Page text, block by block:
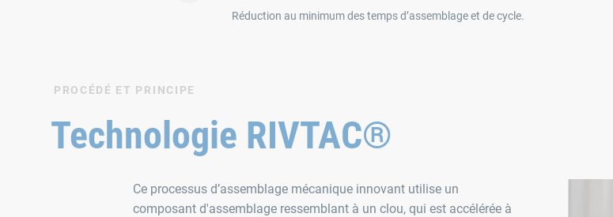
Réduction au minimum des temps d’assemblage et de cycle.
PROCÉDÉ ET PRINCIPE
Technologie RIVTAC®
Ce processus d’assemblage mécanique innovant utilise un
composant d'assemblage ressemblant à un clou, qui est accélérée à